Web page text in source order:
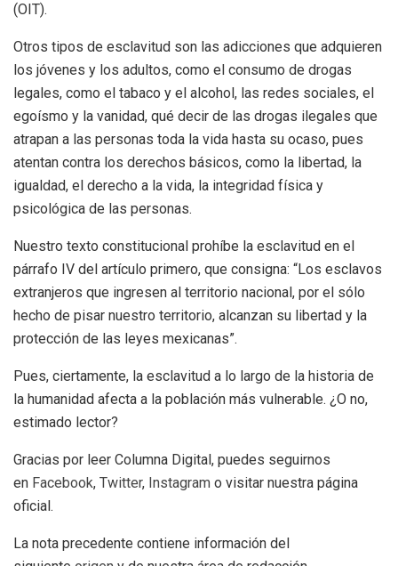
(OIT).
Otros tipos de esclavitud son las adicciones que adquieren
los jóvenes y los adultos, como el consumo de drogas
legales, como el tabaco y el alcohol, las redes sociales, el
egoísmo y la vanidad, qué decir de las drogas ilegales que
atrapan a las personas toda la vida hasta su ocaso, pues
atentan contra los derechos básicos, como la libertad, la
igualdad, el derecho a la vida, la integridad física y
psicológica de las personas.
Nuestro texto constitucional prohíbe la esclavitud en el
párrafo IV del artículo primero, que consigna: “Los esclavos
extranjeros que ingresen al territorio nacional, por el sólo
hecho de pisar nuestro territorio, alcanzan su libertad y la
protección de las leyes mexicanas”.
Pues, ciertamente, la esclavitud a lo largo de la historia de
la humanidad afecta a la población más vulnerable. ¿O no,
estimado lector?
Gracias por leer Columna Digital, puedes seguirnos
en Facebook, Twitter, Instagram o visitar nuestra página
oficial.
La nota precedente contiene información del